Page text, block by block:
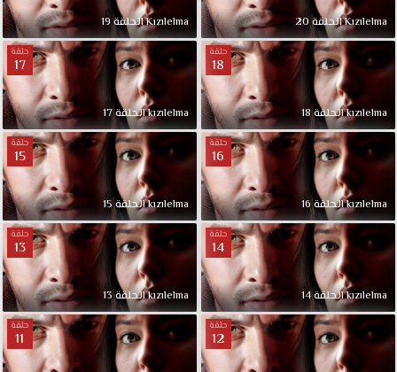
Kızılelma الحلقة 20 Kızılelma الحلقة 19
حلقة
18
kızılelma الحلقة 18
حلقة
17
kızılelma الحلقة 17
حلقة
16
kızılelma الحلقة 16
حلقة
15
kızılelma الحلقة 15
حلقة
14
kızılelma الحلقة 14
حلقة
13
kızılelma الحلقة 13
حلقة
12
حلقة
11